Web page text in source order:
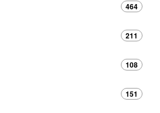
464
211
108
151